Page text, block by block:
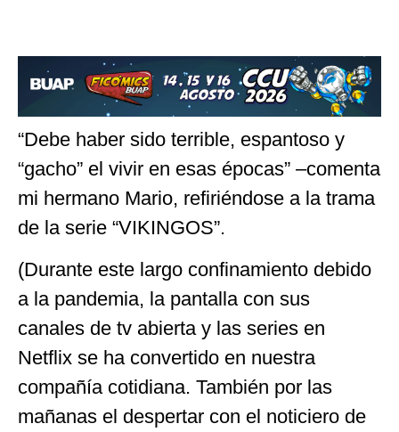
“Debe haber sido terrible, espantoso y
“gacho” el vivir en esas épocas” –comenta
mi hermano Mario, refiriéndose a la trama
de la serie “VIKINGOS”.
(Durante este largo confinamiento debido
a la pandemia, la pantalla con sus
canales de tv abierta y las series en
Netflix se ha convertido en nuestra
compañía cotidiana. También por las
mañanas el despertar con el noticiero de